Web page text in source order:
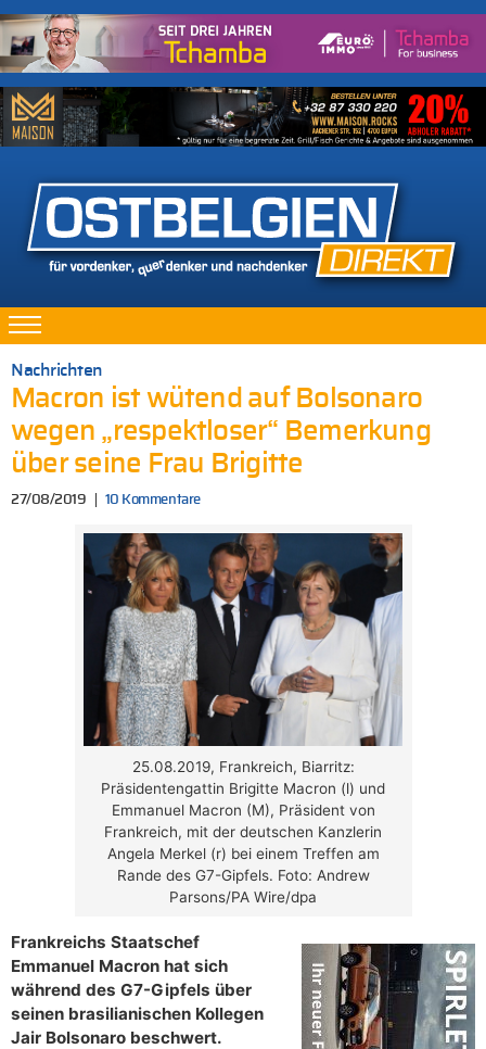
Nachrichten
Macron ist wütend auf Bolsonaro
wegen „respektloser“ Bemerkung
über seine Frau Brigitte
27/08/2019 10 Kommentare
25.08.2019, Frankreich, Biarritz:
Präsidentengattin Brigitte Macron (l) und
Emmanuel Macron (M), Präsident von
Frankreich, mit der deutschen Kanzlerin
Angela Merkel (r) bei einem Treffen am
Rande des G7-Gipfels. Foto: Andrew
Parsons/PA Wire/dpa
Frankreichs Staatschef
Emmanuel Macron hat sich
während des G7-Gipfels über
seinen brasilianischen Kollegen
Jair Bolsonaro beschwert.